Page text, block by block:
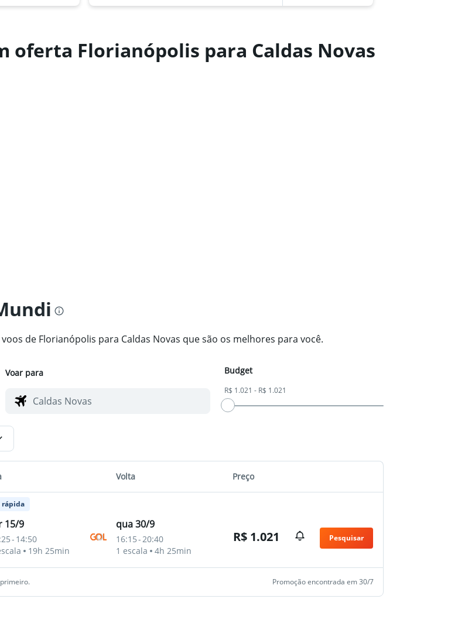
oferta Florianópolis para Caldas Novas
de Florianópolis para Caldas Novas que são os melhores para você.
Voar para Budget
R$ 1.021 - R$ 1.021
Volta Preço
rápida
15/9
- 14:50
19h 25min
qua 30/9
16:15-20:40
1 escala
4h 25min
R$ 1.021 Pesquisar
Promoção encontrada em 30/7